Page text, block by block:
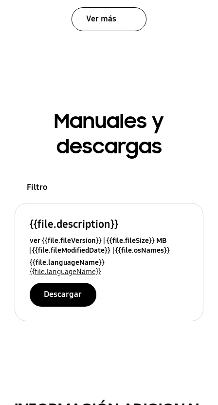
Ver más
Manuales y
descargas
Filtro
{{file.description}}
ver {{file.fileVersion}} {{file.fileSize}} MB
{{file.fileModifiedDate}} {{file.osNames}}
{{file.languageName}}
{{file.languageName}}
Descargar